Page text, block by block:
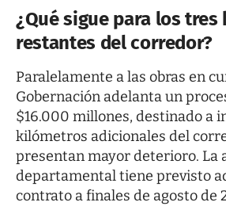
¿Qué sigue para los
restantes del corredor?
Paralelamente a las obras en
Gobernación adelanta un
$16.000 millones, destinado a
kilómetros adicionales del
presentan mayor deterioro. La
departamental tiene previsto
contrato a finales de agosto de